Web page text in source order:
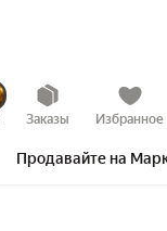
Заказы Избранное
Продавайте на